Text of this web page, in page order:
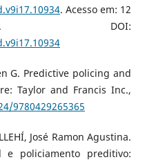
. Acesso em: 12
DOI:
G. Predictive policing and
Taylor and Francis Inc.,
9780429265365
José Ramon Agustina.
policiamento preditivo: